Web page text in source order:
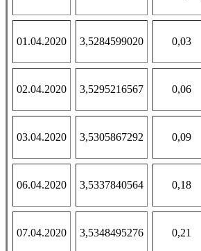
01.04.2020 3,5284599020 0,03
02.04.2020 3,5295216567 0,06
03.04.2020 3,5305867292 0,09
06.04.2020 3,5337840564 0,18
07.04.2020 3,5348495276 0,21